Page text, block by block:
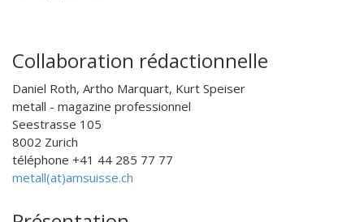
Collaboration rédactionnelle
Daniel Roth, Artho Marquart, Kurt Speiser
metall - magazine professionnel
Seestrasse 105
8002 Zurich
téléphone +41 44 285 77 77
metall(at)amsuisse.ch